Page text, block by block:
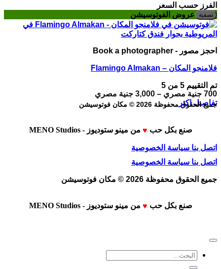
الفرز حسب السعر
تصفية عروض الفوتوسيشن
احجز مصور - Book a photographer
فلامنجو المكان – Flamingo Almakan
تم التقييم 5 من 5
700 جنية مصري –
3,000 جنية مصري
السعر:
من
خلال
تفاصيل اكتر
هناك
العديد
الأشكال
لهذا
المنتج.
يمكن
اختيار
الخيارات
صفحة
جميع الحقوق محفوظة 2026 © مكان فوتوسيشن
صنع بكل حب ♥ من مينو ستوديوز - MENO Studios
اتصل بنا سياسة الخصوصية
اتصل بنا سياسة الخصوصية
جميع الحقوق محفوظة 2026 © مكان فوتوسيشن
صنع بكل حب ♥ من مينو ستوديوز - MENO Studios
البحث